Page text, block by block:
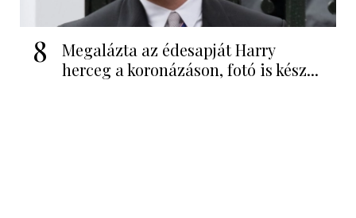
8
Megalázta az édesapját Harry
herceg a koronázáson, fotó is kész...